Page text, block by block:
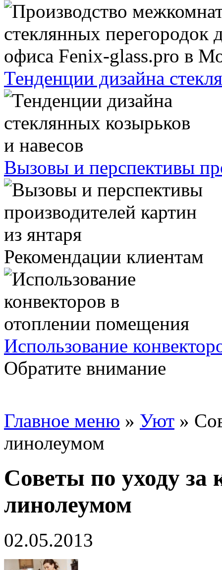
Тенденции дизайна
Вызовы и перспективы
Рекомендации клиентам
Использование
Обратите внимание
Главное меню » Уют »
линолеумом
Советы по уходу за
линолеумом
02.05.2013